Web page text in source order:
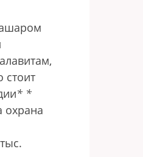
стоит
* *
охрана